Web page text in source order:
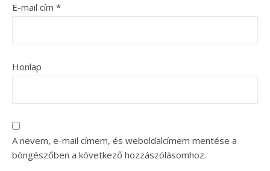
E-mail cím *
Honlap
A nevem, e-mail címem, és weboldalcímem mentése a
böngészőben a következő hozzászólásomhoz.